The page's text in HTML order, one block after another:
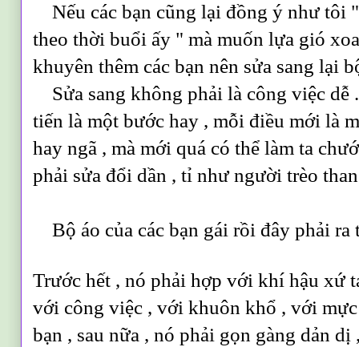
Nếu các bạn cũng lại đồng ý như tôi
theo thời buổi ấy " mà muốn lựa gió
khuyên thêm các bạn nên sửa sang lại
Sửa sang không phải là công việc dễ
tiến là một bước hay , mỗi điều mới là
hay ngã , mà mới quá có thể làm ta
phải sửa đổi dần , tỉ như người trèo
Bộ áo của các bạn gái rồi đây phải ra
Trước hết , nó phải hợp với khí hậu xứ
với công việc , với khuôn khổ , với
bạn , sau nữa , nó phải gọn gàng dản